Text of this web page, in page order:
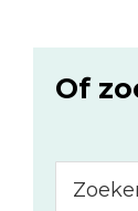
Of
op